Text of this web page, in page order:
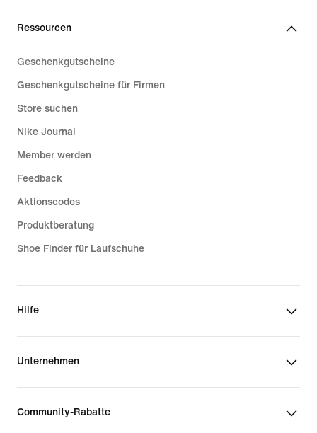
Ressourcen
Geschenkgutscheine
Geschenkgutscheine für Firmen
Store suchen
Nike Journal
Member werden
Feedback
Aktionscodes
Produktberatung
Shoe Finder für Laufschuhe
Hilfe
Unternehmen
Community-Rabatte